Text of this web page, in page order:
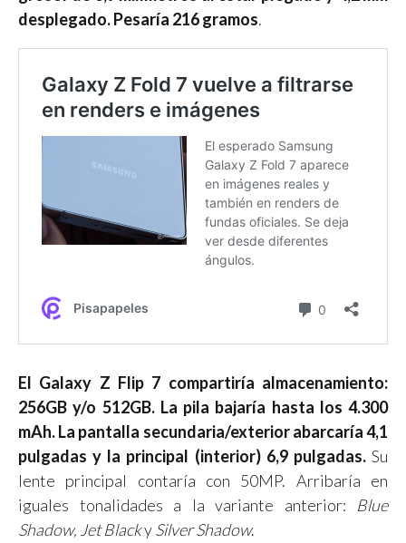
desplegado. Pesaría 216 gramos.
El Galaxy Z Flip 7 compartiría almacenamiento:
256GB y/o 512GB. La pila bajaría hasta los 4.300
mAh. La pantalla secundaria/exterior abarcaría 4,1
pulgadas y la principal (interior) 6,9 pulgadas.Su
lente principal contaría con 50MP. Arribaría en
iguales tonalidades a la variante anterior: Blue
Shadow, Jet BlackySilver Shadow.